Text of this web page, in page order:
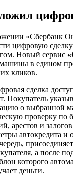
«Сбербанк
цифровую
Новый сервис
в едином
кликов.
сделка
Покупатель
о выбранной
проверку по
арестов и
автокредита и
а после
которого
деньги.